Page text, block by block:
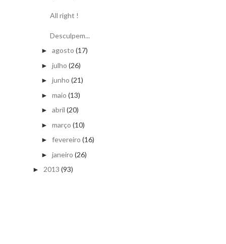
All right !
Desculpem...
► agosto (17)
► julho (26)
► junho (21)
► maio (13)
► abril (20)
► março (10)
► fevereiro (16)
► janeiro (26)
► 2013 (93)